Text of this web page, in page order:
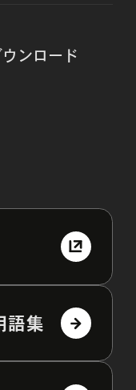
ンロード
語集